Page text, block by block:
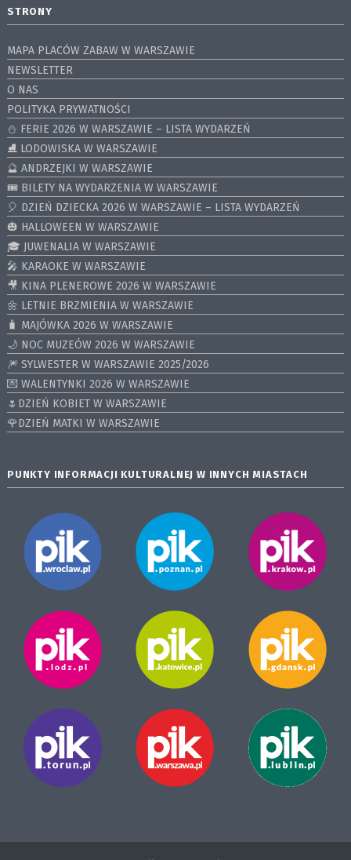
STRONY
MAPA PLACÓW ZABAW W WARSZAWIE
NEWSLETTER
O NAS
POLITYKA PRYWATNOŚCI
⛄️ FERIE 2026 W WARSZAWIE – LISTA WYDARZEŃ
⛸ LODOWISKA W WARSZAWIE
🔮 ANDRZEJKI W WARSZAWIE
🎟️ BILETY NA WYDARZENIA W WARSZAWIE
🎈 DZIEŃ DZIECKA 2026 W WARSZAWIE – LISTA WYDARZEŃ
🎃 HALLOWEEN W WARSZAWIE
🎓 JUWENALIA W WARSZAWIE
🎤 KARAOKE W WARSZAWIE
🎥 KINA PLENEROWE 2026 W WARSZAWIE
🌼 LETNIE BRZMIENIA W WARSZAWIE
🧳 MAJÓWKA 2026 W WARSZAWIE
🌙 NOC MUZEÓW 2026 W WARSZAWIE
🎆 SYLWESTER W WARSZAWIE 2025/2026
💌 WALENTYNKI 2026 W WARSZAWIE
🌷DZIEŃ KOBIET W WARSZAWIE
🌹DZIEŃ MATKI W WARSZAWIE
PUNKTY INFORMACJI KULTURALNEJ W INNYCH MIASTACH